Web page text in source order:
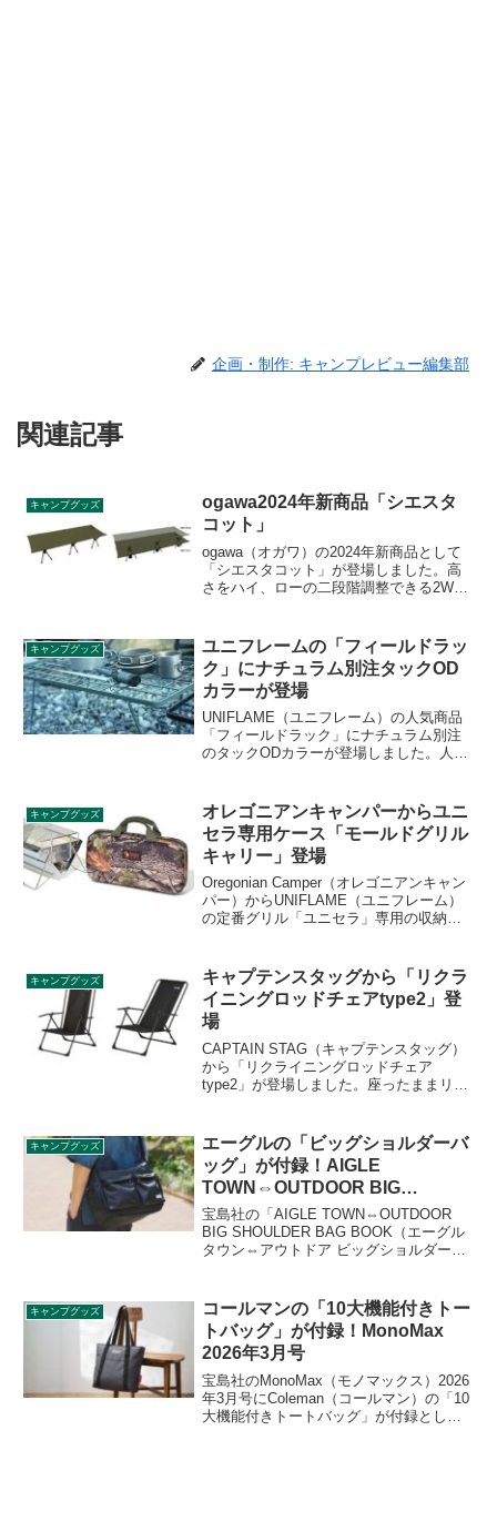
企画・制作: キャンプレビュー編集部
関連記事
キャンプグッズ
ogawa2024年新商品「シエスタ
コット」
ogawa（オガワ）の2024年新商品として
「シエスタコット」が登場しました。高
さをハイ、ローの二段階調整できる2Way
で、利用シーンに合わせて使い分けられ
ます。詳細をレビューします。
キャンプグッズ
ユニフレームの「フィールドラッ
ク」にナチュラム別注タックOD
カラーが登場
UNIFLAME（ユニフレーム）の人気商品
「フィールドラック」にナチュラム別注
のタックODカラーが登場しました。人気
れば特別感を味わえます。詳細をレビュ
ーします。
キャンプグッズ
オレゴニアンキャンパーからユニ
セラ専用ケース「モールドグリル
キャリー」登場
Oregonian Camper（オレゴニアンキャン
パー）からUNIFLAME（ユニフレーム）
の定番グリル「ユニセラ」専用の収納ケ
セミハードケースで、衝撃から守りま
す。詳細をレビューします。
キャンプグッズ
キャプテンスタッグから「リクラ
イニングロッドチェアtype2」登
場
CAPTAIN STAG（キャプテンスタッグ）
から「リクライニングロッドチェア
type2」が登場しました。座ったままリク
れはシーンに合わせて角度調整ができ、
焚き火やくつろぎ時間をより快適に楽し
めます。詳細をレビューします。
キャンプグッズ
エーグルの「ビッグショルダーバ
ッグ」が付録！AIGLE
TOWN⇔OUTDOOR BIG
SHOULDER BAG BOOK
宝島社の「AIGLE TOWN⇔OUTDOOR
BIG SHOULDER BAG BOOK（エーグル
タウン⇔アウトドア ビッグショルダーバ
す。タフタ調のレイヤー生地で高見えす
る、収納力抜群のショルダーバッグで
す。詳細をレビューします。
キャンプグッズ
コールマンの「10大機能付きトー
トバッグ」が付録！MonoMax
2026年3月号
宝島社のMonoMax（モノマックス）2026
年3月号にColeman（コールマン）の「10
大機能付きトートバッグ」が付録として